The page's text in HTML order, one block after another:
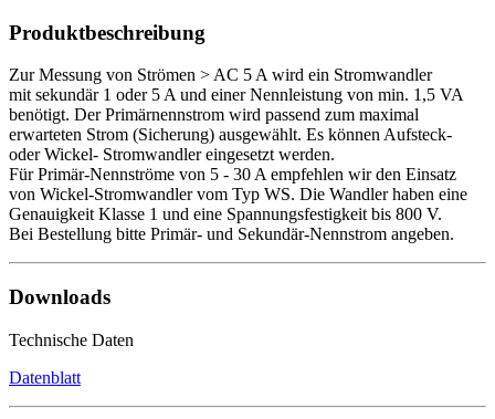
Produktbeschreibung
Zur Messung von Strömen > AC 5 A wird ein Stromwandler
mit sekundär 1 oder 5 A und einer Nennleistung von min. 1,5 VA
benötigt. Der Primärnennstrom wird passend zum maximal
erwarteten Strom (Sicherung) ausgewählt. Es können Aufsteck-
oder Wickel- Stromwandler eingesetzt werden.
Für Primär-Nennströme von 5 - 30 A empfehlen wir den Einsatz
von Wickel-Stromwandler vom Typ WS. Die Wandler haben eine
Genauigkeit Klasse 1 und eine Spannungsfestigkeit bis 800 V.
Bei Bestellung bitte Primär- und Sekundär-Nennstrom angeben.
Downloads
Technische Daten
Datenblatt